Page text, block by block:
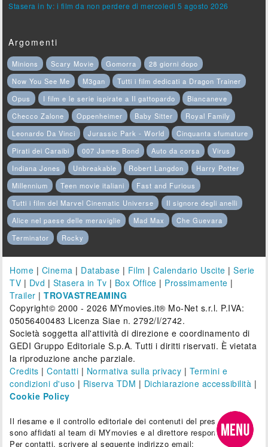
Stasera in tv: i film da non perdere di mercoledì 5 agosto 2026
Argomenti
Minions Scary Movie Gomorra
28 giorni dopo
Now You See Me
M3gan
Tutti i film dedicati a Dragon Trainer
Opus
I film e le serie ispirate a Il gattopardo
Biancaneve
Checco Zalone
Oppenheimer Baby Sitter
Royal Family
Leonardo Da Vinci
Jurassic Park - World
Cinquanta sfumature
Pirati dei Caraibi
007 James Bond Auto da corsa
Virus
Indiana Jones
Unbreakable Robert Langdon
Harry Potter
Millennium
Teen movie italiani
Fast and Furious
Tutti i film del Marvel Cinematic Universe
Il signore degli anelli
Alice nel paese delle meraviglie
Mad Max
Che Guevara
Terminator
Rocky
Home | Cinema | Database | Film |Calendario Uscite |Serie
TV | Dvd | Stasera in Tv | Box Office | Prossimamente |
Trailer |TROVASTREAMING
Copyright© 2000 - 2026 MYmovies.it® Mo-Net s.r.l. P.IVA:
05056400483 Licenza Siae n. 2792/I/2742.
Società soggetta all'attività di direzione e coordinamento di
GEDI Gruppo Editoriale S.p.A. Tutti i diritti riservati. È vietata
la riproduzione anche parziale.
Credits |Contatti | Normativa sulla privacy | Termini e
condizioni d'uso | Riserva TDM | Dichiarazione accessibilità |
Cookie Policy
Il riesame e il controllo editoriale dei contenuti del presente sito
sono affidati al team di MYmovies e al direttore responsabile.
Per contatti, scrivere al seguente indirizzo email: